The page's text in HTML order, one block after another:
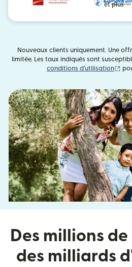
et plus
Nouveaux clients uniquement. Une
limitée. Les taux indiqués sont
conditions d'utilisation
Des millions
des milliards